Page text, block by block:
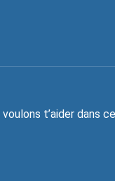
t’aider dans